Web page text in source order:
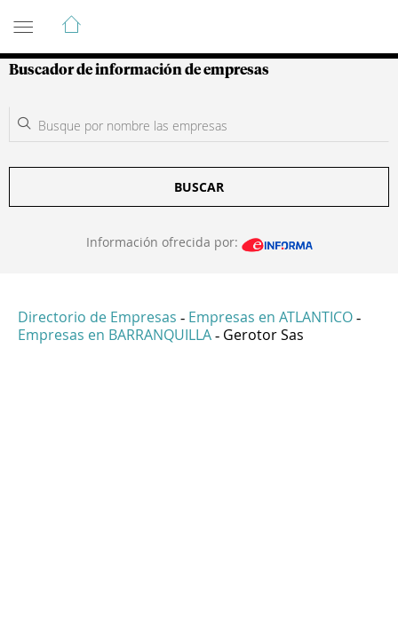
Guía de Empresas Colombianas
Buscador de información de empresas
BUSCAR
Información ofrecida por:
Directorio de Empresas - Empresas en ATLANTICO -
Empresas en BARRANQUILLA - Gerotor Sas